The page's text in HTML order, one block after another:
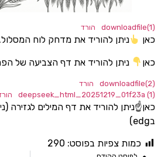
הורד
להוריד את מדחק לוח המסלול.
להוריד את דף הצביעה של הפרות
הורד
הורד
להוריד את דף המילים לגזירה (ניתן
צפיות בפוסט: 290